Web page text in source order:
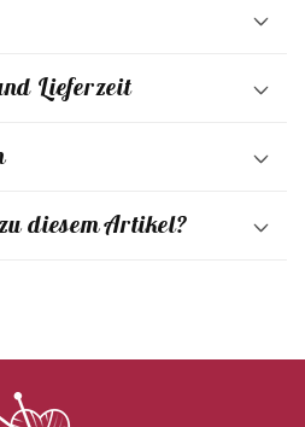
Lieferzeit
diesem Artikel?